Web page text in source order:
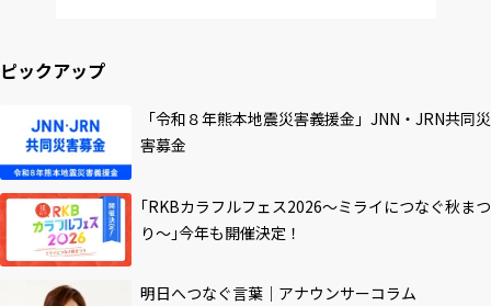
ピックアップ
「令和８年熊本地震災害義援金」JNN・JRN共同災
害募金
｢RKBカラフルフェス2026～ミライにつなぐ秋まつ
り～｣今年も開催決定！
明日へつなぐ言葉｜アナウンサーコラム